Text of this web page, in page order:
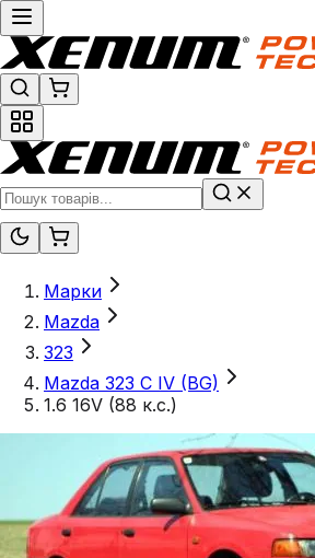
Марки
Mazda
323
Mazda 323 C IV (BG)
1.6 16V (88 к.с.)